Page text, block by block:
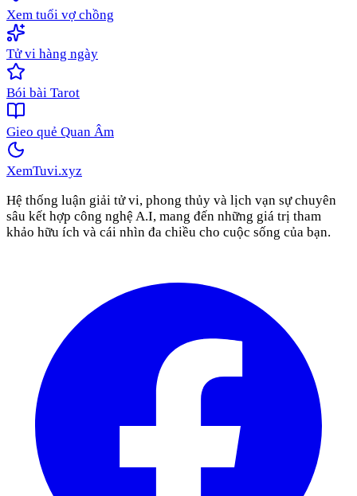
Xem tuổi vợ chồng
Tử vi hàng ngày
Bói bài Tarot
Gieo quẻ Quan Âm
XemTuvi.xyz
Hệ thống luận giải tử vi, phong thủy và lịch vạn sự chuyên
sâu kết hợp công nghệ A.I, mang đến những giá trị tham
khảo hữu ích và cái nhìn đa chiều cho cuộc sống của bạn.